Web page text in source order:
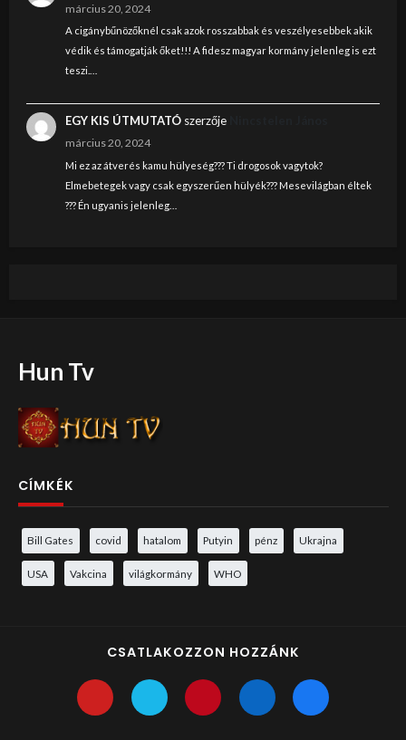
március 20, 2024
A cigánybűnözőknél csak azok rosszabbak és veszélyesebbek akik
védik és támogatják őket!!! A fidesz magyar kormány jelenleg is ezt
teszi.…
EGY KIS ÚTMUTATÓszerzője
március 20, 2024
Mi ez az átverés kamu hülyeség??? Ti drogosok vagytok?
Elmebetegek vagy csak egyszerűen hülyék??? Mesevilágban éltek
??? Én ugyanis jelenleg…
Hun Tv
CÍMKÉK
Bill Gates covid hatalom Putyin pénz Ukrajna
USA Vakcina világkormány WHO
CSATLAKOZZON HOZZÁNK